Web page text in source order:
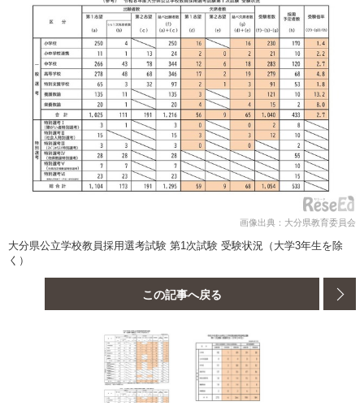
画像出典：大分県教育委員会
大分県公立学校教員採用選考試験 第1次試験 受験状況（大学3年生を除
く）
この記事へ戻る